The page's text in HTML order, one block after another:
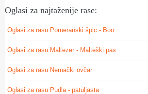
Oglasi za najtaženije rase:
Oglasi za rasu Pomeranski špic - Boo
Oglasi za rasu Maltezer - Malteški pas
Oglasi za rasu Nemački ovčar
Oglasi za rasu Pudla - patuljasta